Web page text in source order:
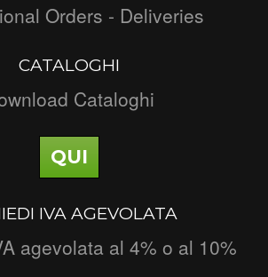
Orders - Deliveries
CATALOGHI
Cataloghi
QUI
IVA AGEVOLATA
agevolata al 4% o al 10%